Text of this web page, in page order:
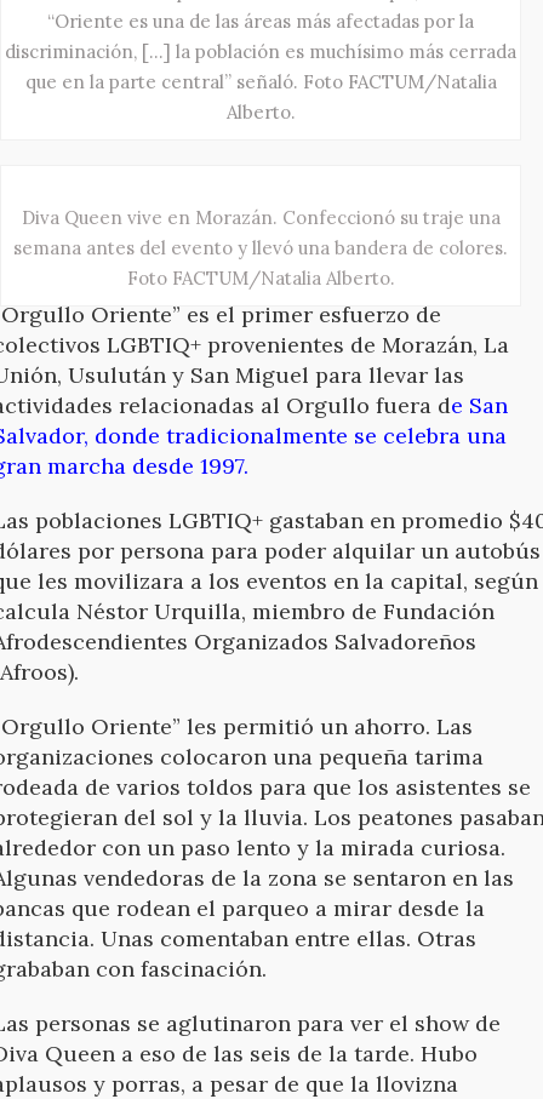
“Oriente es una de las áreas más afectadas por la
discriminación, [...] la población es muchísimo más cerrada
que en la parte central” señaló. Foto FACTUM/Natalia
Alberto.
Diva Queen vive en Morazán. Confeccionó su traje una
semana antes del evento y llevó una bandera de colores.
Foto FACTUM/Natalia Alberto.
Oriente” es el primer esfuerzo de
LGBTIQ+ provenientes de Morazán, La
Usulután y San Miguel para llevar las
relacionadas al Orgullo fuera de San
donde tradicionalmente se celebra una
marcha desde 1997.
poblaciones LGBTIQ+ gastaban en promedio
por persona para poder alquilar un autobús
les movilizara a los eventos en la capital, según
Néstor Urquilla, miembro de Fundación
Organizados Salvadoreños
Oriente” les permitió un ahorro. Las
colocaron una pequeña tarima
de varios toldos para que los asistentes se
del sol y la lluvia. Los peatones
con un paso lento y la mirada curiosa.
vendedoras de la zona se sentaron en las
que rodean el parqueo a mirar desde la
Unas comentaban entre ellas. Otras
con fascinación.
personas se aglutinaron para ver el show de
Queen a eso de las seis de la tarde. Hubo
y porras, a pesar de que la llovizna